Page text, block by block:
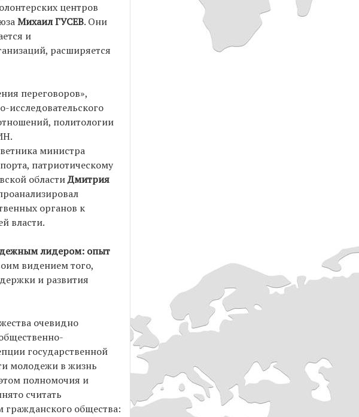
центров
Михаил ГУСЕВ. Они
и
расширяется
переговоров»,
политологии
министра
патриотическому
областиДмитрия
органов к
власти.
лидером: опыт
видением того,
и развития
очевидно
государственной
молодежи в жизнь
полномочия и
считать
гражданского общества: